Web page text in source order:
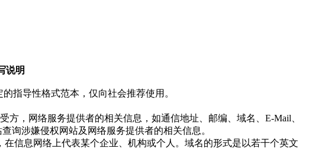
说明
指导性格式范本，仅向社会推荐使用。
，网络服务提供者的相关信息，如通信地址、邮编、域名、E-Mail、
询涉嫌侵权网站及网络服务提供者的相关信息。
信息网络上代表某个企业、机构或个人。域名的形式是以若干个英文